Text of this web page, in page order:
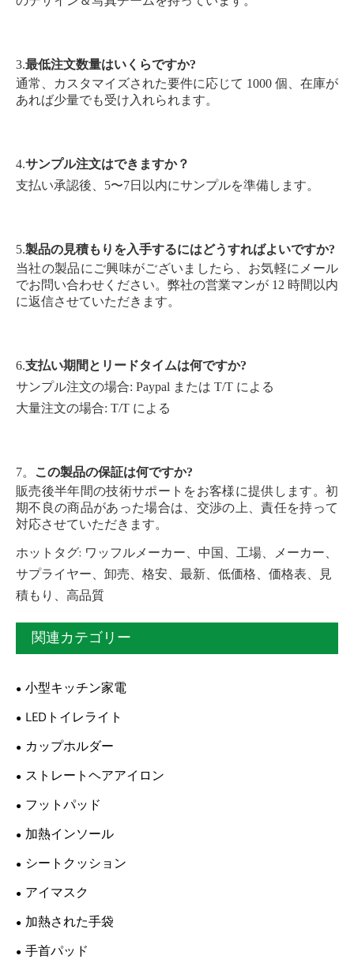
3.最低注文数量はいくらですか?
通常、カスタマイズされた要件に応じて 1000 個、在庫が
あれば少量でも受け入れられます。
4.サンプル注文はできますか？
支払い承認後、5〜7日以内にサンプルを準備します。
5.製品の見積もりを入手するにはどうすればよいですか?
当社の製品にご興味がございましたら、お気軽にメール
でお問い合わせください。弊社の営業マンが 12 時間以内
に返信させていただきます。
6.支払い期間とリードタイムは何ですか?
サンプル注文の場合: Paypal または T/T による
大量注文の場合: T/T による
7。
この製品の保証は何ですか?
販売後半年間の技術サポートをお客様に提供します。初
期不良の商品があった場合は、交渉の上、責任を持って
対応させていただきます。
ホットタグ: ワッフルメーカー、中国、工場、メーカー、
サプライヤー、卸売、格安、最新、低価格、価格表、見
積もり、高品質
関連カテゴリー
小型キッチン家電
LEDトイレライト
カップホルダー
ストレートヘアアイロン
フットパッド
加熱インソール
シートクッション
アイマスク
加熱された手袋
手首パッド